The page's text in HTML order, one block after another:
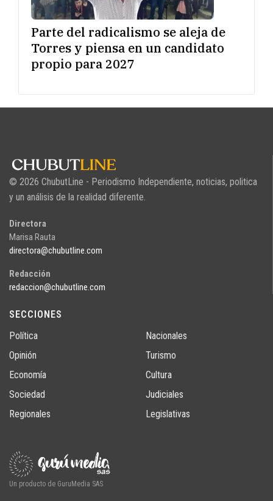
Parte del radicalismo se aleja de
Torres y piensa en un candidato
propio para 2027
© 2026 ChubutLine - Periodismo Independiente, noticias, politica
y un análisis de la realidad diferente.
Directora
Marisa Rauta
directora@chubutline.com
Redacción
redaccion@chubutline.com
SECCIONES
Política
Opinión
Economía
Sociedad
Regionales
Nacionales
Turismo
Cultura
Judiciales
Legislativas
Un producto de GuruMedia SAS